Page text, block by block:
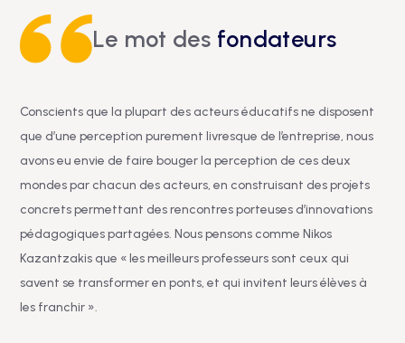
Le mot des fondateurs
Conscients que la plupart des acteurs éducatifs ne disposent
que d’une perception purement livresque de l’entreprise, nous
avons eu envie de faire bouger la perception de ces deux
mondes par chacun des acteurs, en construisant des projets
concrets permettant des rencontres porteuses d’innovations
pédagogiques partagées. Nous pensons comme Nikos
Kazantzakis que « les meilleurs professeurs sont ceux qui
savent se transformer en ponts, et qui invitent leurs élèves à
les franchir ».